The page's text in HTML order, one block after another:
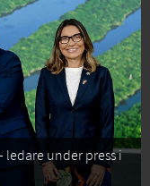
ledare under press i